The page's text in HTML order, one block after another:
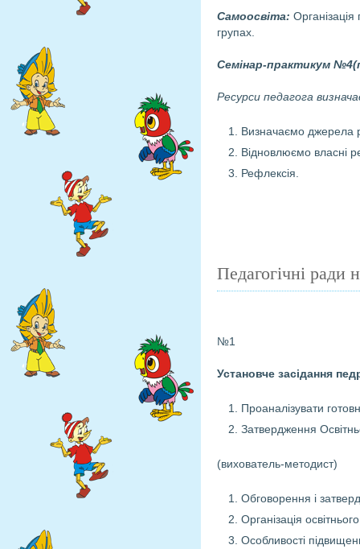
Самоосвіта:
групах.
Семінар-практикум
Ресурси педагога
Визначаємо джерела
Відновлюємо власні
Рефлексія.
Педагогічні ради
№1
Установче засідання
Проаналізувати
Затвердження
(вихователь-методист)
Обговорення і
Організація
Особливості